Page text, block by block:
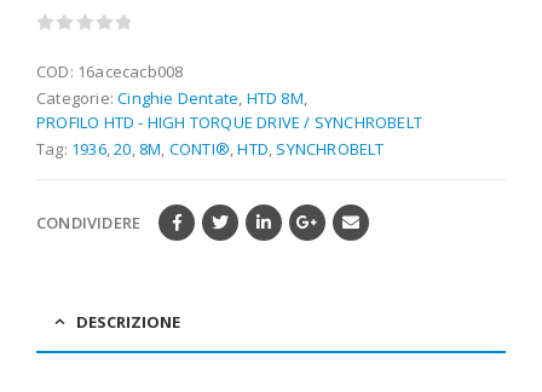
COD: 16acecacb008
Categorie:Cinghie Dentate HTD 8M
PROFILO HTD - HIGH TORQUE DRIVE / SYNCHROBELT
Tag: 1936,20 8M CONTI® ,HTD SYNCHROBELT
CONDIVIDERE
DESCRIZIONE